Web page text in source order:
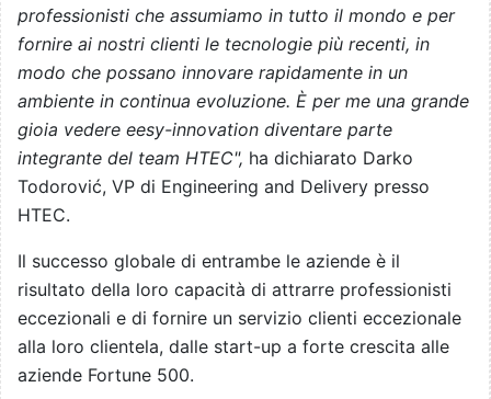
professionisti che assumiamo in tutto il mondo e per
fornire ai nostri clienti le tecnologie più recenti, in
modo che possano innovare rapidamente in un
ambiente in continua evoluzione. È per me una grande
gioia vedere eesy-innovation diventare parte
integrante del team HTEC", ha dichiarato Darko
Todorović, VP di Engineering and Delivery presso
HTEC.
Il successo globale di entrambe le aziende è il
risultato della loro capacità di attrarre professionisti
eccezionali e di fornire un servizio clienti eccezionale
alla loro clientela, dalle start-up a forte crescita alle
aziende Fortune 500.